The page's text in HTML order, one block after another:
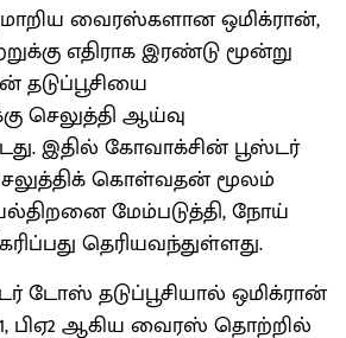
வைரஸ்களான ஒமிக்ரான்,
எதிராக இரண்டு மூன்று
தடுப்பூசியை
செலுத்தி ஆய்வு
இதில் கோவாக்சின் பூஸ்டர்
கொள்வதன் மூலம்
மேம்படுத்தி, நோய்
தெரியவந்துள்ளது.
டோஸ் தடுப்பூசியால் ஒமிக்ரான்
பிஏ2 ஆகிய வைரஸ் தொற்றில்